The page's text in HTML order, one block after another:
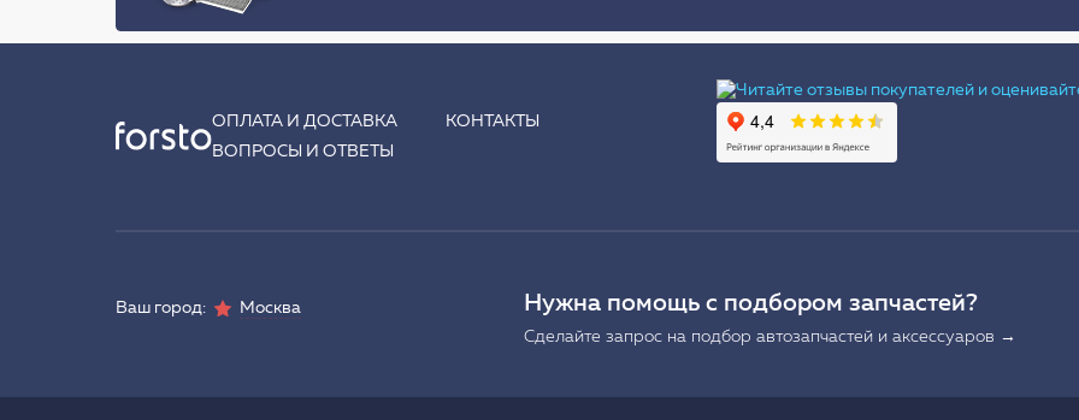
ОПЛАТА И ДОСТАВКА
КОНТАКТЫ
ВОПРОСЫ И ОТВЕТЫ
Ваш город: Москва Нужна помощь с подбором запчастей?
Сделайте запрос на подбор автозапчастей и аксессуаров →